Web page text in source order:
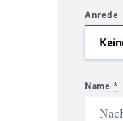
Anrede
Name *